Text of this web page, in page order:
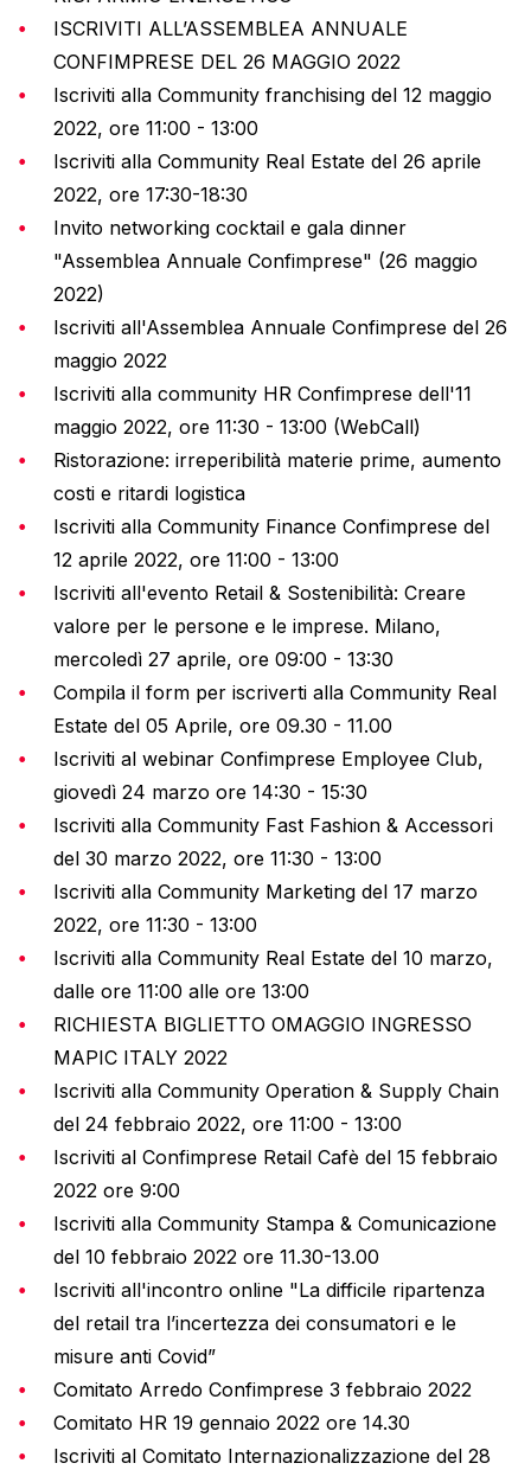
ISCRIVITI ALL’ASSEMBLEA ANNUALE
CONFIMPRESE DEL 26 MAGGIO 2022
Iscriviti alla Community franchising del 12 maggio
2022, ore 11:00 - 13:00
Iscriviti alla Community Real Estate del 26 aprile
2022, ore 17:30-18:30
Invito networking cocktail e gala dinner
"Assemblea Annuale Confimprese" (26 maggio
2022)
Iscriviti all'Assemblea Annuale Confimprese del 26
maggio 2022
Iscriviti alla community HR Confimprese dell'11
maggio 2022, ore 11:30 - 13:00 (WebCall)
Ristorazione: irreperibilità materie prime, aumento
costi e ritardi logistica
Iscriviti alla Community Finance Confimprese del
12 aprile 2022, ore 11:00 - 13:00
Iscriviti all'evento Retail & Sostenibilità: Creare
valore per le persone e le imprese. Milano,
mercoledì 27 aprile, ore 09:00 - 13:30
Compila il form per iscriverti alla Community Real
Estate del 05 Aprile, ore 09.30 - 11.00
Iscriviti al webinar Confimprese Employee Club,
giovedì 24 marzo ore 14:30 - 15:30
Iscriviti alla Community Fast Fashion & Accessori
del 30 marzo 2022, ore 11:30 - 13:00
Iscriviti alla Community Marketing del 17 marzo
2022, ore 11:30 - 13:00
Iscriviti alla Community Real Estate del 10 marzo,
dalle ore 11:00 alle ore 13:00
RICHIESTA BIGLIETTO OMAGGIO INGRESSO
MAPIC ITALY 2022
Iscriviti alla Community Operation & Supply Chain
del 24 febbraio 2022, ore 11:00 - 13:00
Iscriviti al Confimprese Retail Cafè del 15 febbraio
2022 ore 9:00
Iscriviti alla Community Stampa & Comunicazione
del 10 febbraio 2022 ore 11.30-13.00
Iscriviti all'incontro online "La difficile ripartenza
del retail tra l’incertezza dei consumatori e le
misure anti Covid”
Comitato Arredo Confimprese 3 febbraio 2022
Comitato HR 19 gennaio 2022 ore 14.30
Iscriviti al Comitato Internazionalizzazione del 28